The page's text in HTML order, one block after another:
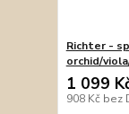
Richter -
orchid/
1 099
908 Kč bez